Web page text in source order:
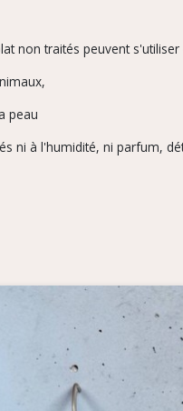
non traités peuvent s'utiliser
peau
ni à l'humidité, ni parfum,